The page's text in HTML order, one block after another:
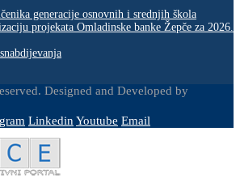
generacije osnovnih i srednjih škola
projekata Omladinske banke Žepče za 2026.
Designed and Developed by
LinkedinYoutube Email